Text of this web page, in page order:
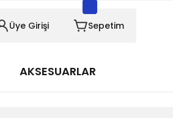
Üye Girişi Sepetim
AKSESUARLAR